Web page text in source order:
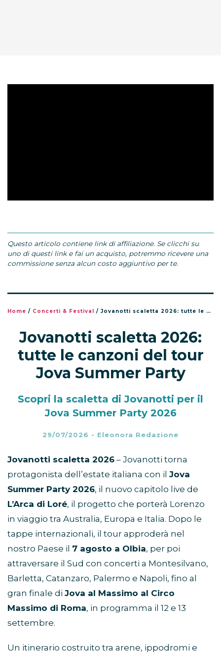
Questo articolo contiene link di affiliazione. Se clicchi su
uno di questi link e fai un acquisto, potremmo ricevere una
commissione senza alcun costo aggiuntivo per te.
Home / Concerti & Festival / Jovanotti scaletta 2026: tutte le canzoni del tour Jova Summer Party
Jovanotti scaletta 2026:
tutte le canzoni del tour
Jova Summer Party
Scopri la scaletta di Jovanotti per il
Jova Summer Party 2026
29/07/2026 - Eleonora Redazione
Jovanotti scaletta 2026 – Jovanotti torna
protagonista dell’estate italiana con il Jova
Summer Party 2026, il nuovo capitolo live de
L’Arca di Loré, il progetto che porterà Lorenzo
in viaggio tra Australia, Europa e Italia. Dopo le
tappe internazionali, il tour approderà nel
nostro Paese il 7 agosto a Olbia, per poi
attraversare il Sud con concerti a Montesilvano,
Barletta, Catanzaro, Palermo e Napoli, fino al
gran finale di Jova al Massimo al Circo
Massimo di Roma, in programma il 12 e 13
settembre.
Un itinerario costruito tra arene, ippodromi e